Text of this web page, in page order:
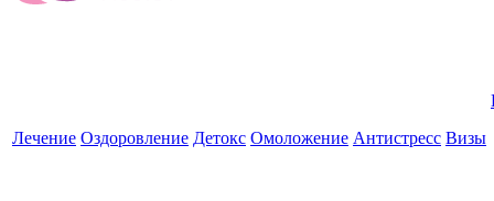
Лечение Оздоровление Детокс Омоложение Антистресс Визы